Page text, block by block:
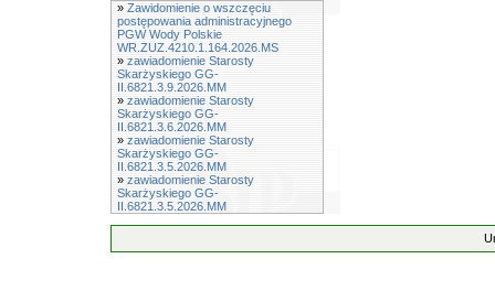
» Zawidomienie o wszczęciu
postępowania administracyjnego
PGW Wody Polskie
WR.ZUZ.4210.1.164.2026.MS
» zawiadomienie Starosty
Skarżyskiego GG-
II.6821.3.9.2026.MM
» zawiadomienie Starosty
Skarżyskiego GG-
II.6821.3.6.2026.MM
» zawiadomienie Starosty
Skarżyskiego GG-
II.6821.3.5.2026.MM
» zawiadomienie Starosty
Skarżyskiego GG-
II.6821.3.5.2026.MM